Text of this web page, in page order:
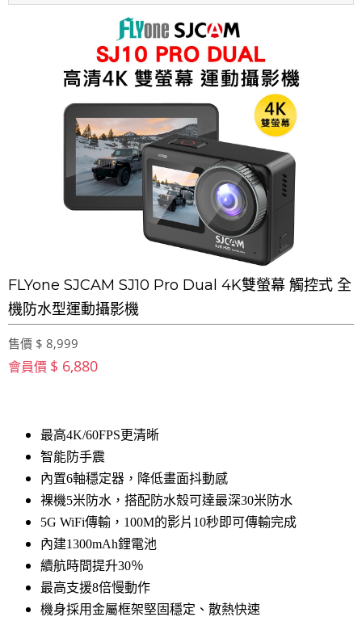
FLYone SJCAM SJ10 Pro Dual 4K雙螢幕 觸控式 全
機防水型運動攝影機
售價 $ 8,999
會員價 $ 6,880
最高4K/60FPS更清晰
智能防手震
內置6軸穩定器，降低畫面抖動感
裸機5米防水，搭配防水殼可達最深30米防水
5G WiFi傳輸，100M的影片10秒即可傳輸完成
內建1300mAh鋰電池
續航時間提升30％
最高支援8倍慢動作
機身採用金屬框架堅固穩定、散熱快速